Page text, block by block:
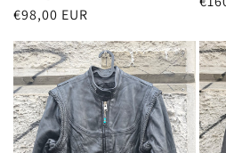
Prezzo
di
listino
€98,00 EUR